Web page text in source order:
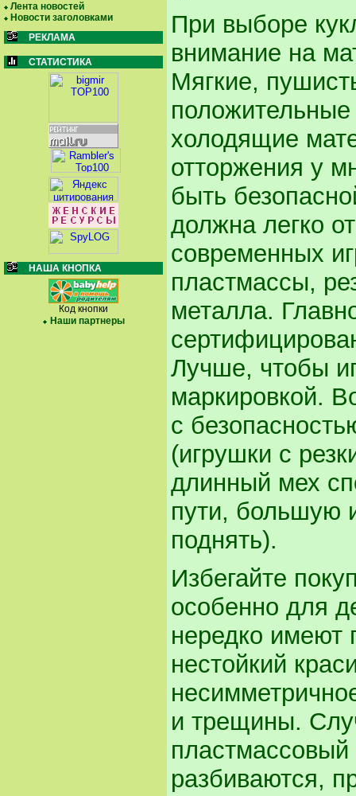
Лента новостей
Новости заголовками
РЕКЛАМА
СТАТИСТИКА
НАША КНОПКА
Код кнопки
Наши партнеры
При выборе
внимание на
Мягкие,
холодящие
отторжения у
быть
должна легко
современных
пластмассы,
металла.
Лучше, чтобы
маркировкой.
с
(игрушки с
длинный мех
пути, большую
поднять).
Избегайте
особенно для
нередко имеют
нестойкий
и трещины.
разбиваются,